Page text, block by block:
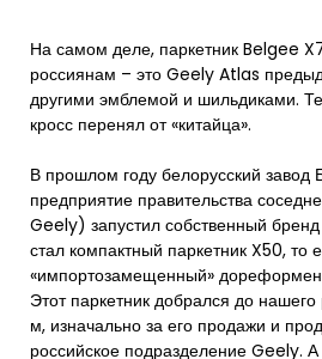
На самом деле, паркетник Belgee
россиянам – это Geely Atlas
другими эмблемой и шильдиками.
кросс перенял от «китайца».
В прошлом году белорусский завод
предприятие правительства
Geely) запустил собственный
стал компактный паркетник X50, то
«импортозамещенный»
Этот паркетник добрался до
м, изначально за его продажи и
российское подразделение Geely.